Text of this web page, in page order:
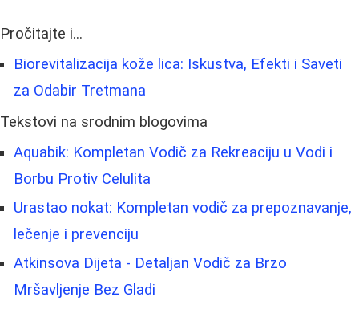
Pročitajte i...
Biorevitalizacija kože lica: Iskustva, Efekti i Saveti
za Odabir Tretmana
Tekstovi na srodnim blogovima
Aquabik: Kompletan Vodič za Rekreaciju u Vodi i
Borbu Protiv Celulita
Urastao nokat: Kompletan vodič za prepoznavanje,
lečenje i prevenciju
Atkinsova Dijeta - Detaljan Vodič za Brzo
Mršavljenje Bez Gladi